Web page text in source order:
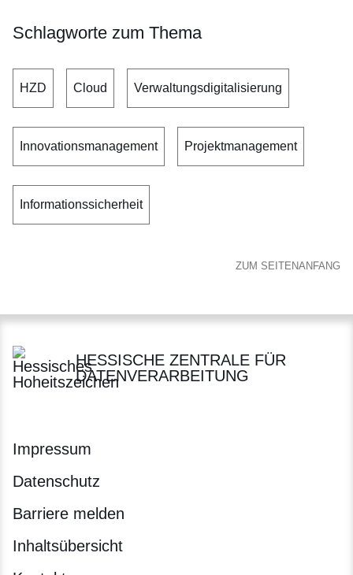
Schlagworte zum Thema
HZD Cloud Verwaltungsdigitalisierung
Innovationsmanagement Projektmanagement
Informationssicherheit
ZUM SEITENANFANG
HESSISCHE ZENTRALE FÜR
DATENVERARBEITUNG
Impressum
Datenschutz
Barriere melden
Inhaltsübersicht